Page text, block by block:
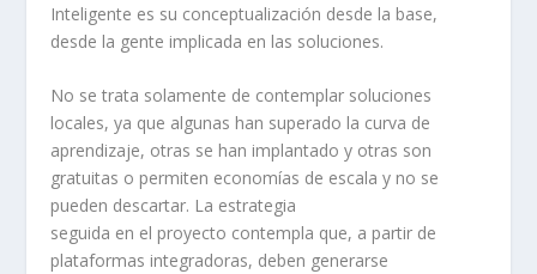
Inteligente es su conceptualización desde la base,
desde la gente implicada en las soluciones.
No se trata solamente de contemplar soluciones
locales, ya que algunas han superado la curva de
aprendizaje, otras se han implantado y otras son
gratuitas o permiten economías de escala y no se
pueden descartar. La estrategia
seguida en el proyecto contempla que, a partir de
plataformas integradoras, deben generarse